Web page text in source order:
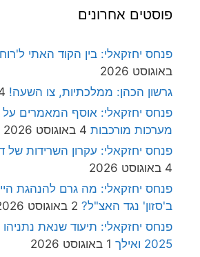
פוסטים אחרונים
פנחס יחזקאלי: בין הקוד האתי
באוגוסט 2026
גרשון הכהן: ממלכתיות, צו השעה! 4
פנחס יחזקאלי: אוסף המאמרים על
מערכות מורכבות 4 באוגוסט 2026
פנחס יחזקאלי: עקרון השרידות של
4 באוגוסט 2026
פנחס יחזקאלי: מה גרם להנהגת
ב'סזון' נגד האצ"ל? 2 באוגוסט 2026
פנחס יחזקאלי: תיעוד שנאת נתניהו
2025 ואילך
1 באוגוסט 2026